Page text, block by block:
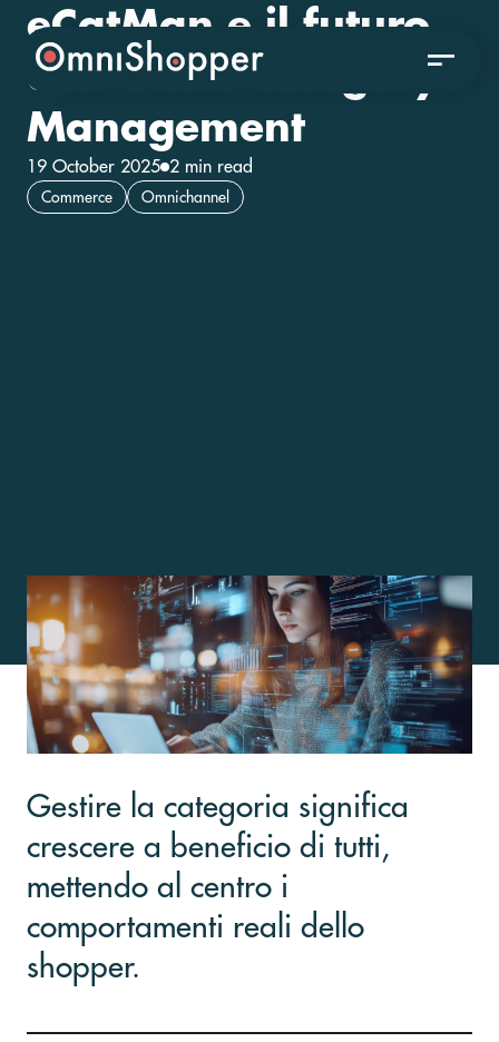
eCatMan e il futuro
dell’Omni-Category
Management
19 October 2025 2 min read
Commerce Omnichannel
Gestire la categoria significa
crescere a beneficio di tutti,
mettendo al centro i
comportamenti reali dello
shopper.